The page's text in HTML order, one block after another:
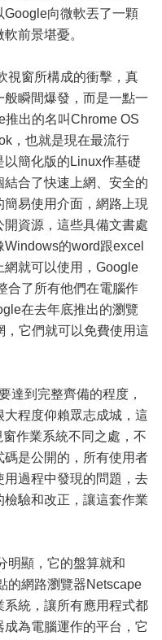
Google向微軟丟了一顆
前景堪憂。
視窗所構成的衝擊，真
瞬間爆發，而是一點一
出的名叫Chrome OS
，也就是現在最流行
簡化版的Linux作基礎
合了快速上網、安全的
易使用介面，網路上現
資源，這些具備文書處
的word跟excel
就可以使用，Google
合了所有他們在電腦作
在去年底推出的瀏覽
它們就可以免費使用這
達到完整齊備的程度，
程度仰賴眾志成城，這
作業系統不同之處，不
碼是公開的，所有使用者
用過程中發現的問題，去
驗和改正，讓這套作業
明顯，它的盤算就和
的網路瀏覽器Netscape
統，讓所有應用程式都
為電腦運作的平台，它